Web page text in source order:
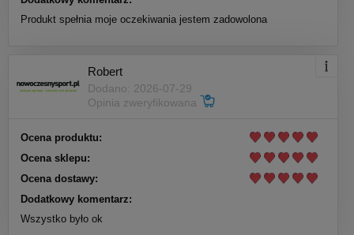
Produkt spełnia moje oczekiwania jestem zadowolona
Robert
Dodano: 2026-07-29
Opinia zweryfikowana
Ocena produktu:
Ocena sklepu:
Ocena dostawy:
Dodatkowy komentarz:
Wszystko było ok